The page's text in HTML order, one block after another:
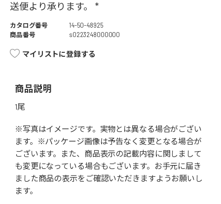
送便より承ります。 *
カタログ番号
14-50-48925
商品番号
s0223248000000
マイリストに登録する
商品説明
1尾
※写真はイメージです。実物とは異なる場合がござい
ます。※パッケージ画像は予告なく変更となる場合が
ございます。また、商品表示の記載内容に関しまして
も変更になっている場合もございます。お手元に届き
ました商品の表示をご確認いただきますようお願いし
ます。